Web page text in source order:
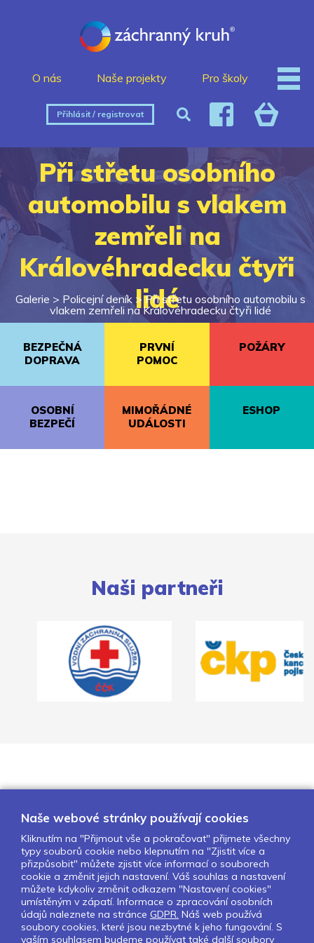
O nás Naše projekty Pro školy
Přihlásit / registrovat
Při střetu osobního
automobilu s vlakem
zemřeli na
Královéhradecku čtyři
lidé
Galerie > Policejní deník >Při střetu osobního automobilu s
vlakem zemřeli na Královéhradecku čtyři lidé
BEZPEČNÁ
DOPRAVA
PRVNÍ
POMOC
POŽÁRY
OSOBNÍ
BEZPEČÍ
MIMOŘÁDNÉ
UDÁLOSTI
ESHOP
Naši partneři
O nás Naše projekty
Pro školy
Partneři
Kontakty
GDPR
Nastavení cookies
Sledujte nás:
Naše webové stránky používají cookies
Kliknutím na "Přijmout vše a pokračovat" přijmete všechny
typy souborů cookie nebo klepnutím na "Zjistit více a
přizpůsobit" můžete zjistit více informací o souborech
cookie a změnit jejich nastavení. Váš souhlas a nastavení
můžete kdykoliv změnit odkazem "Nastavení cookies"
umístěným v zápatí. Informace o zpracování osobních
údajů naleznete na stránce GDPR. Náš web používá
soubory cookies, které jsou nezbytné k jeho fungování. S
vaším souhlasem budeme používat také další soubory